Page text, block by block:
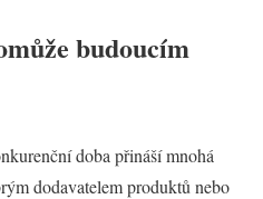
budoucím
doba přináší mnohá
dodavatelem produktů nebo